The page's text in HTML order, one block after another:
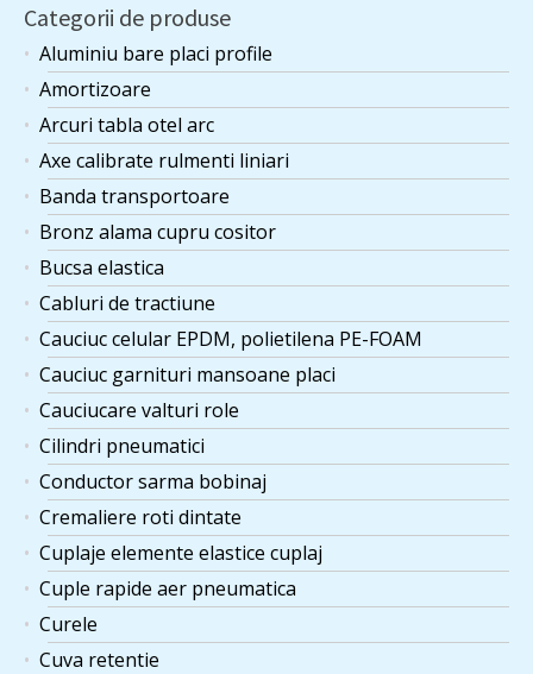
Categorii de produse
Aluminiu bare placi profile
Amortizoare
Arcuri tabla otel arc
Axe calibrate rulmenti liniari
Banda transportoare
Bronz alama cupru cositor
Bucsa elastica
Cabluri de tractiune
Cauciuc celular EPDM, polietilena PE-FOAM
Cauciuc garnituri mansoane placi
Cauciucare valturi role
Cilindri pneumatici
Conductor sarma bobinaj
Cremaliere roti dintate
Cuplaje elemente elastice cuplaj
Cuple rapide aer pneumatica
Curele
Cuva retentie